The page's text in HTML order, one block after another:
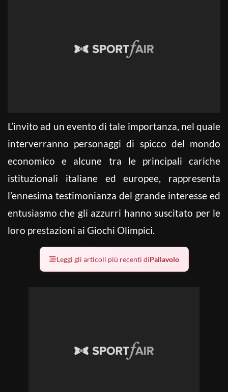
L’invito ad un evento di tale importanza, nel quale
interverranno personaggi di spicco del mondo
economico e alcune tra le principali cariche
istituzionali italiane ed europee, rappresenta
l’ennesima testimonianza del grande interesse ed
entusiasmo che gli azzurri hanno suscitato per le
loro prestazioni ai Giochi Olimpici.
Leggi gli articoli più recenti diPallavolo